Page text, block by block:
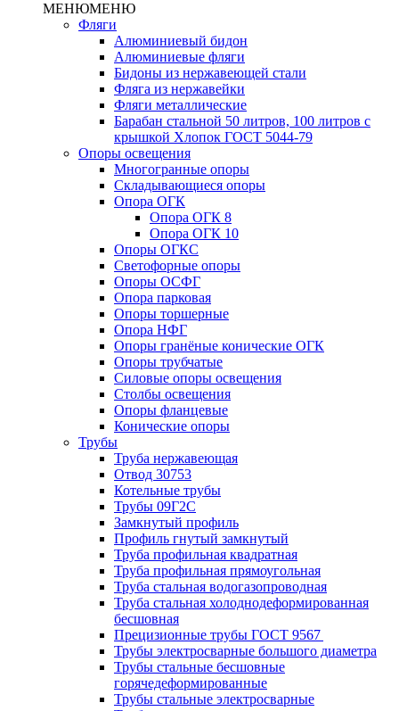
МЕНЮМЕНЮ
Фляги
Алюминиевый бидон
Алюминиевые фляги
Бидоны из нержавеющей стали
Фляга из нержавейки
Фляги металлические
Барабан стальной 50 литров, 100 литров с
крышкой Хлопок ГОСТ 5044-79
Опоры освещения
Многогранные опоры
Складывающиеся опоры
Опора ОГК
Опора ОГК 8
Опора ОГК 10
Опоры ОГКС
Светофорные опоры
Опоры ОСФГ
Опора парковая
Опоры торшерные
Опора НФГ
Опоры гранёные конические ОГК
Опоры трубчатые
Силовые опоры освещения
Столбы освещения
Опоры фланцевые
Конические опоры
Трубы
Труба нержавеющая
Отвод 30753
Котельные трубы
Трубы 09Г2С
Замкнутый профиль
Профиль гнутый замкнутый
Труба профильная квадратная
Труба профильная прямоугольная
Труба стальная водогазопроводная
Труба стальная холоднодеформированная
бесшовная
Прецизионные трубы ГОСТ 9567
Трубы электросварные большого диаметра
Трубы стальные бесшовные
горячедеформированные
Трубы стальные электросварные